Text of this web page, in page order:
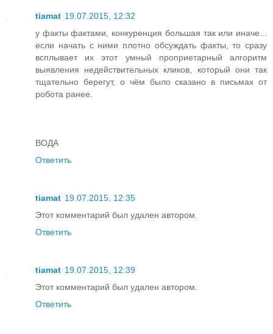
tiamat 19.07.2015, 12:32
у факты фактами, конкуренция большая так или иначе...
если начать с ними плотно обсуждать факты, то сразу
всплывает их этот умный проприетарный алгоритм
выявления недействительных кликов, который они так
тщательно берегут, о чём было сказано в письмах от
робота ранее.
ВОДА
Ответить
tiamat 19.07.2015, 12:35
Этот комментарий был удален автором.
Ответить
tiamat 19.07.2015, 12:39
Этот комментарий был удален автором.
Ответить